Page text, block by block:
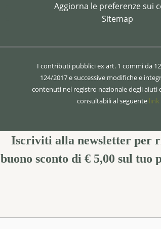
Aggiorna le preferenze sui
Sitemap
I contributi pubblici ex art. 1 commi da
124/2017 e successive modifiche e
contenuti nel registro nazionale degli aiuti
consultabili al seguente link
Iscriviti alla newsletter per
buono sconto di € 5,00 sul tuo